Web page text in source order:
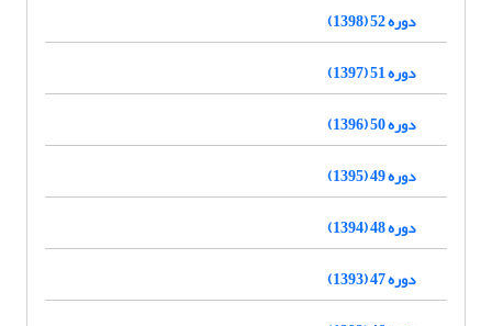
دوره 52 (1398)
دوره 51 (1397)
دوره 50 (1396)
دوره 49 (1395)
دوره 48 (1394)
دوره 47 (1393)